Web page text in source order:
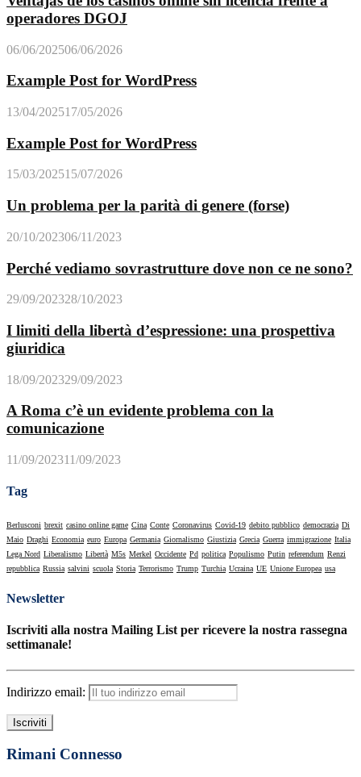
operadores DGOJ
06/06/202506/06/2026
Example Post for WordPress
13/04/202517/05/2026
Example Post for WordPress
15/03/202515/07/2026
Un problema per la parità di genere (forse)
20/10/202306/11/2023
Perché vediamo sovrastrutture dove non ce ne sono?
29/09/202328/10/2023
I limiti della libertà d’espressione: una prospettiva
giuridica
18/09/202329/09/2023
A Roma c’è un evidente problema con la
comunicazione
11/09/202311/09/2023
Tag
Berlusconi brexit casino online game Cina Conte Coronavirus Covid-19 debito pubblico democrazia Di
Maio Draghi Economia euro Europa Germania Giornalismo Giustizia Grecia Guerra immigrazione Italia
Lega Nord Liberalismo Libertà M5s Merkel Occidente Pd politica Populismo Putin referendum Renzi
repubblica Russia salvini scuola Storia Terrorismo Trump Turchia Ucraina UE Unione Europea usa
Newsletter
Iscriviti alla nostra Mailing List per ricevere la nostra rassegna
settimanale!
Indirizzo email:
Rimani Connesso